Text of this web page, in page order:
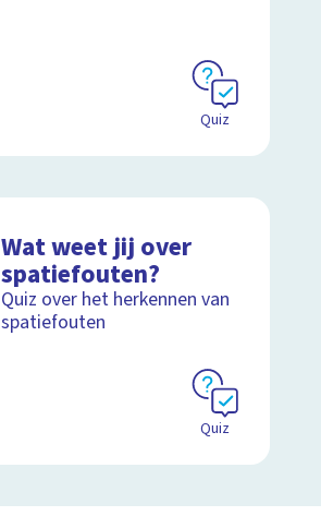
Quiz
Wat weet jij over
spatiefouten?
Quiz over het herkennen van
spatiefouten
Quiz